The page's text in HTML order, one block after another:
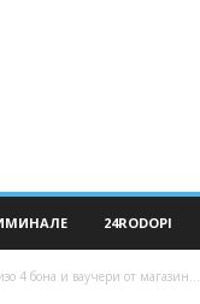
24RODOPI
4 бона и ваучери от магазин...